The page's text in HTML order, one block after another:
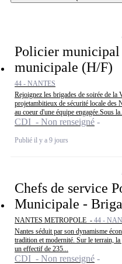
Policier
municipale (H/F)
44 - NANTES
Rejoignez les brigades de soirée de la
projetambitieux de sécurité locale des
au coeur d'une équipe engagée.Sous
CDI - Non renseigné
Publié il y a 9 jours
Chefs de service
Municipale -
NANTES METROPOLE - 44 -
Nantes séduit par son dynamisme
tradition et modernité. Sur le terrain,
un effectif de 235...
CDI - Non renseigné